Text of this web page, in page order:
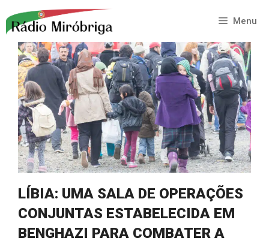
para
conteúdo
Menu
LÍBIA: UMA SALA DE OPERAÇÕES
CONJUNTAS ESTABELECIDA EM
BENGHAZI PARA COMBATER A